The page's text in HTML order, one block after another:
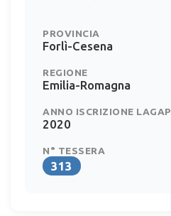
PROVINCIA
Forlì-Cesena
REGIONE
Emilia-Romagna
ANNO ISCRIZIONE LAGAP
2020
N° TESSERA
313